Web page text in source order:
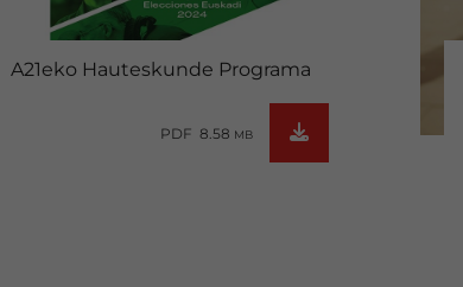
A21eko Hauteskunde Programa
PDF 8.58 MB